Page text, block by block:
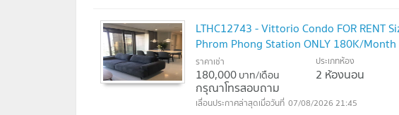
LTHC12743 - Vittorio Condo FOR RENT
Phrom Phong Station ONLY 180K/Month
ราคาเช่า
180,000บาท/เดือน
กรุณาโทรสอบถาม
ประเภทห้อง
2 ห้องนอน
07/08/2026 21:45